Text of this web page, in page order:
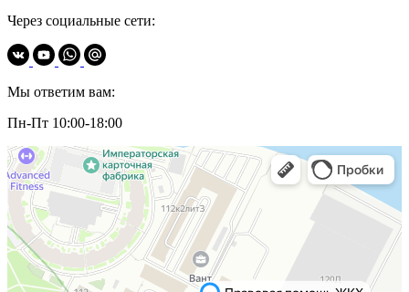
Через социальные сети:
Мы ответим вам:
Пн-Пт 10:00-18:00